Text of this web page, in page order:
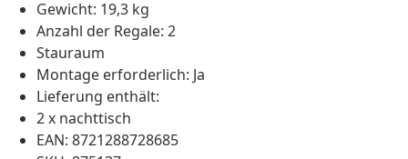
Gewicht: 19,3 kg
Anzahl der Regale: 2
Stauraum
Montage erforderlich: Ja
Lieferung enthält:
2 x nachttisch
EAN: 8721288728685